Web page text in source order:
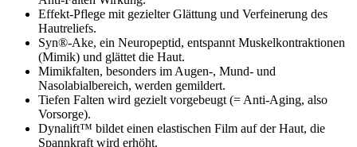
Effekt-Pflege mit gezielter Glättung und Verfeinerung des
Hautreliefs.
Syn®-Ake, ein Neuropeptid, entspannt Muskelkontraktionen
(Mimik) und glättet die Haut.
Mimikfalten, besonders im Augen-, Mund- und
Nasolabialbereich, werden gemildert.
Tiefen Falten wird gezielt vorgebeugt (= Anti-Aging, also
Vorsorge).
Dynalift™ bildet einen elastischen Film auf der Haut, die
Spannkraft wird erhöht.